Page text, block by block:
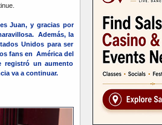
Juan, y gracias por
Además, la
Unidos para ser
fans en América del
registró un aumento
va a continuar.